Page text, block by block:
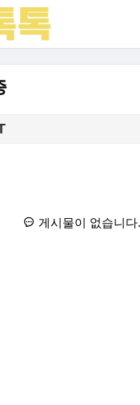
게시물이 없습니다.